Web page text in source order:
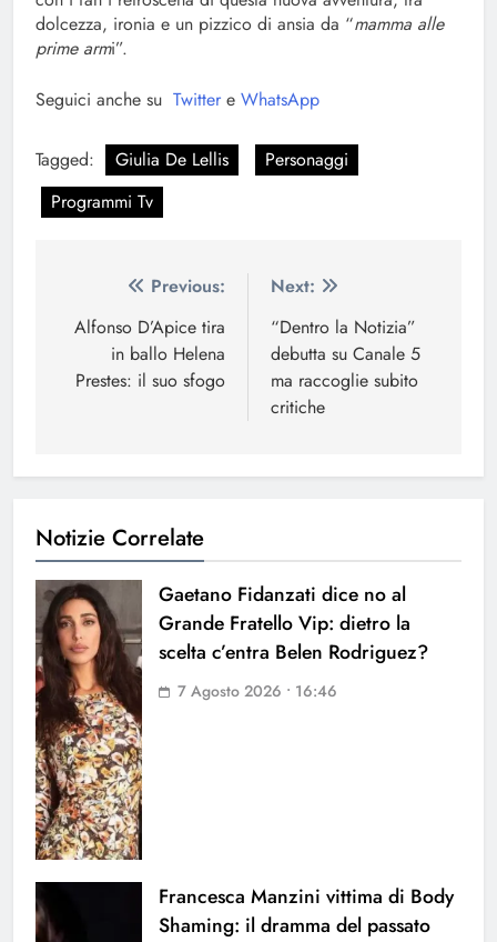
dolcezza, ironia e un pizzico di ansia da “mamma alle
prime armi”.
Seguici anche su Twitter e WhatsApp
Tagged: Giulia De Lellis
Personaggi
Programmi Tv
Navigazione
articoli
Previous:
Alfonso D’Apice tira
in ballo Helena
Prestes: il suo sfogo
Next:
“Dentro la Notizia”
debutta su Canale 5
ma raccoglie subito
critiche
Notizie Correlate
Gaetano Fidanzati dice no al
Grande Fratello Vip: dietro la
scelta c’entra Belen Rodriguez?
7 Agosto 2026 • 16:46
Francesca Manzini vittima di Body
Shaming: il dramma del passato